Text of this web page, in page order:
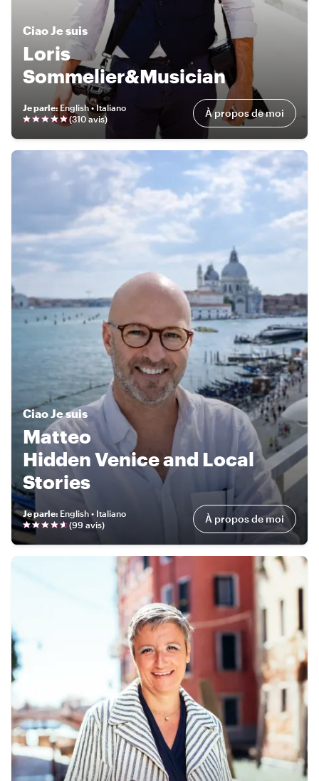
Ciao Je suis
Loris
Sommelier&Musician
Je parle:English • Italiano
(310 avis) À propos de moi
CiaoJe suis
Matteo
Hidden Venice and Local
Stories
Je parle: English • Italiano
(99 avis) À propos de moi